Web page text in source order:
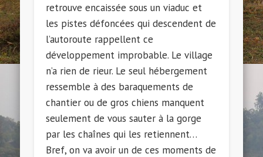
retrouve encaissée sous un viaduc et
les pistes défoncées qui descendent de
l’autoroute rappellent ce
développement improbable. Le village
n’a rien de rieur. Le seul hébergement
ressemble à des baraquements de
chantier ou de gros chiens manquent
seulement de vous sauter à la gorge
par les chaînes qui les retiennent…
Bref, on va avoir un de ces moments de